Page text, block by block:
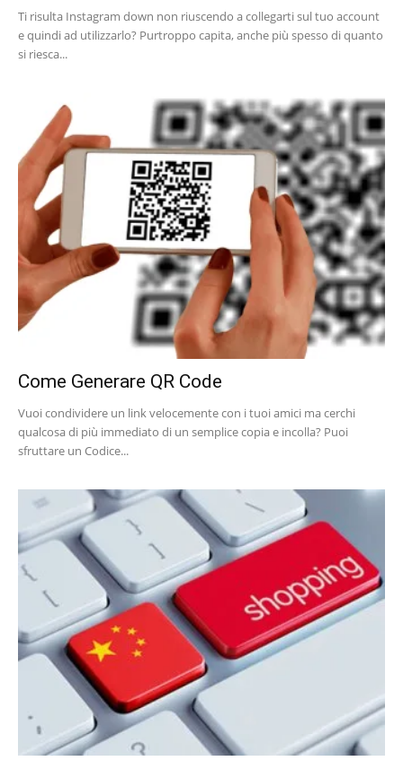
Ti risulta Instagram down non riuscendo a collegarti sul tuo account
e quindi ad utilizzarlo? Purtroppo capita, anche più spesso di quanto
si riesca...
Come Generare QR Code
Vuoi condividere un link velocemente con i tuoi amici ma cerchi
qualcosa di più immediato di un semplice copia e incolla? Puoi
sfruttare un Codice...